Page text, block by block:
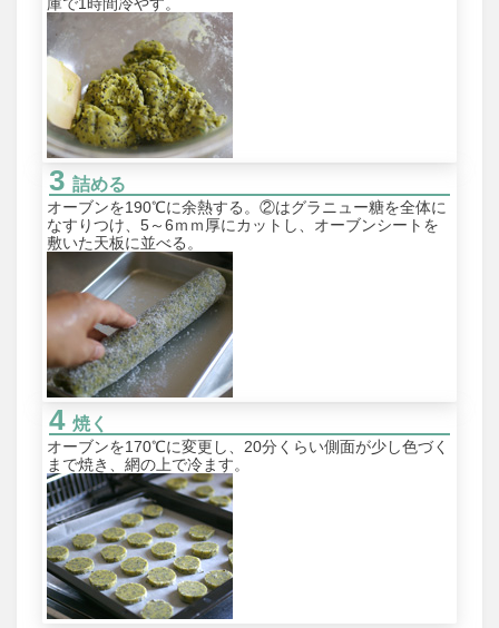
詰める
オーブンを190℃に余熱する。②はグラニュー糖を全体に
なすりつけ、5～6ｍｍ厚にカットし、オーブンシートを
敷いた天板に並べる。
焼く
オーブンを170℃に変更し、20分くらい側面が少し色づく
まで焼き、網の上で冷ます。